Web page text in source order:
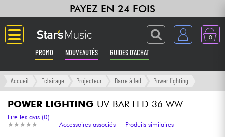
PAYEZ EN 24 FOIS
0
PROMO NOUVEAUTÉS GUIDES D'ACHAT
Langue
Guitares & Basses
Amplis & Effets
Accueil Eclairage Projecteur Barre à led Power lighting
POWER LIGHTING UV BAR LED 36 WW
★ ★ ★ ★ ★
★ ★ ★ ★ ★
Lire les avis (0)
Accessoires associés
Produits similaires